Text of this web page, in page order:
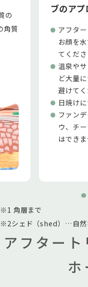
の
角質
ブのアプ
アフタ
お顔を
てくださ
温泉や
ど大量
避けてく
日焼け
ファン
ウ、チ
はできま
※1 角層まで
※2シェド（shed）…自然
アフター
ホ